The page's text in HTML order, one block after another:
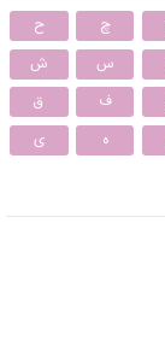
چ
ح
س
ش
ف
ق
ه ی